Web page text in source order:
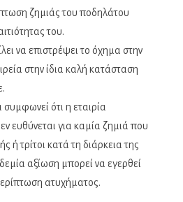
ζημιάς του ποδηλάτου
του.
να επιστρέψει το όχημα στην
στην ίδια καλή κατάσταση
ότι η εταιρία
ευθύνεται για καμία ζημιά που
ή τρίτοι κατά τη διάρκεια της
αξίωση μπορεί να εγερθεί
ατυχήματος.